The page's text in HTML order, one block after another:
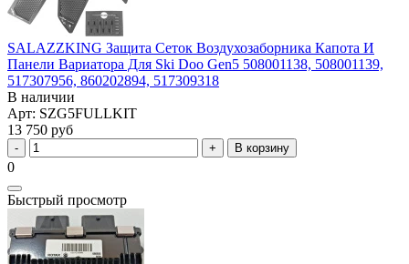
SALAZZKING Защита Сеток Воздухозаборника Капота И
Панели Вариатора Для Ski Doo Gen5 508001138, 508001139,
517307956, 860202894, 517309318
В наличии
Арт: SZG5FULLKIT
13 750 руб
В корзину
0
Быстрый просмотр